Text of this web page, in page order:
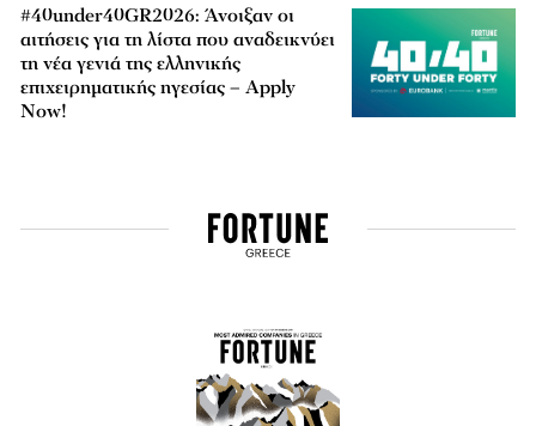
#40under40GR2026: Άνοιξαν οι
αιτήσεις για τη λίστα που αναδεικνύει
τη νέα γενιά της ελληνικής
επιχειρηματικής ηγεσίας – Apply
Now!